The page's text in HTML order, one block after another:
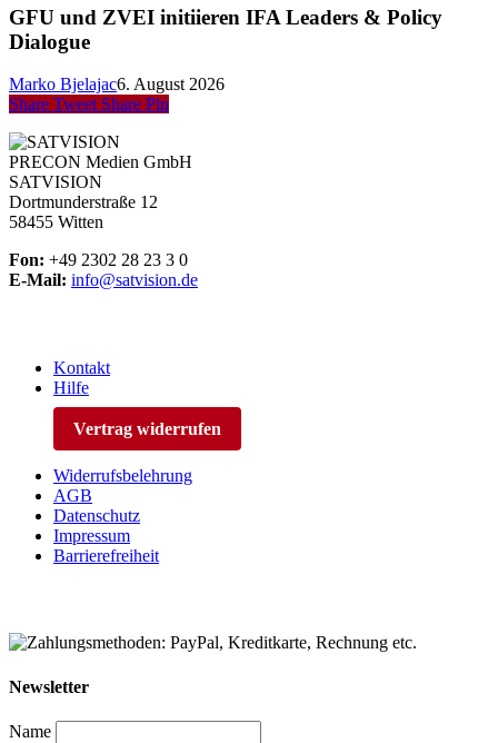
GFU und ZVEI initiieren IFA Leaders & Policy
Dialogue
Marko Bjelajac6. August 2026
Share Tweet Share Pin
PRECON Medien GmbH
SATVISION
Dortmunderstraße 12
58455 Witten
Fon: +49 2302 28 23 3 0
E-Mail: info@satvision.de
Kontakt
Hilfe
Vertrag widerrufen
Widerrufsbelehrung
AGB
Datenschutz
Impressum
Barrierefreiheit
Newsletter
Name